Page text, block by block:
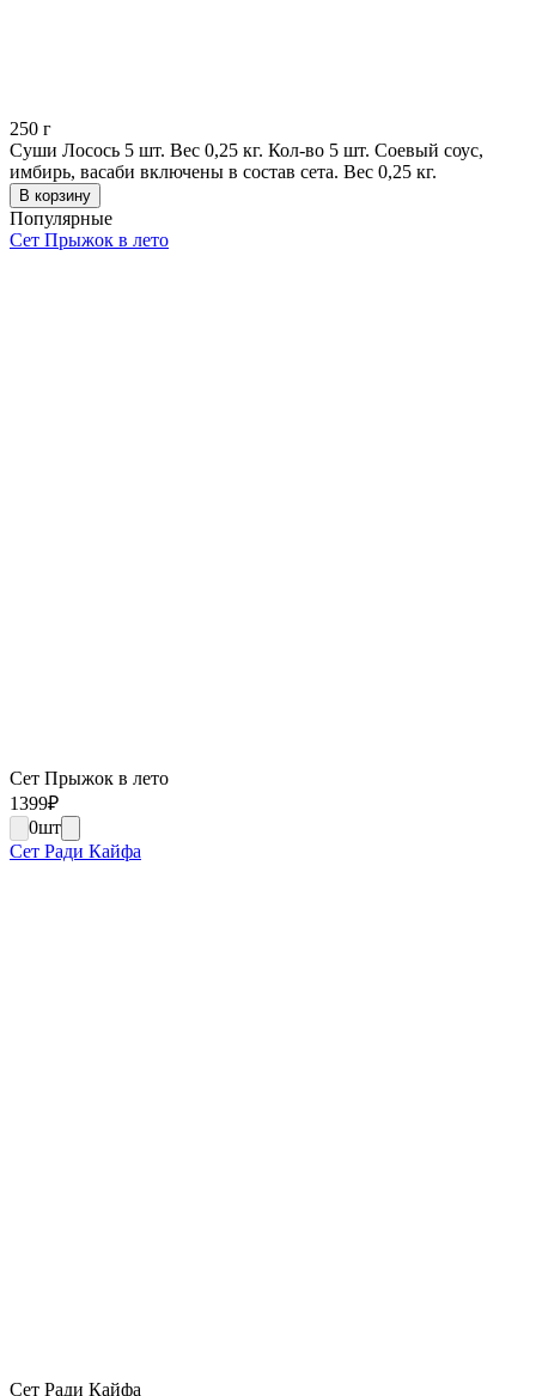
250 г
Суши Лосось 5 шт. Вес 0,25 кг. Кол-во 5 шт. Соевый соус,
имбирь, васаби включены в состав сета. Вес 0,25 кг.
В корзину
Популярные
Сет Прыжок в лето
Сет Прыжок в лето
1399₽
0шт
Сет Ради Кайфа
Сет Ради Кайфа